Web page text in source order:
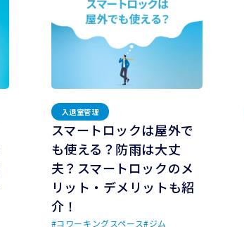
入退室管理
スマートロックは屋外で
も使える？防雨は大丈
夫？スマートロックのメ
リット・デメリットも紹
介！
コワーキングスペース
# ジム
#